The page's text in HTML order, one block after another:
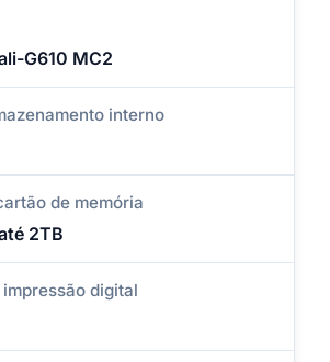
G610 MC2
interno
de memória
2TB
digital